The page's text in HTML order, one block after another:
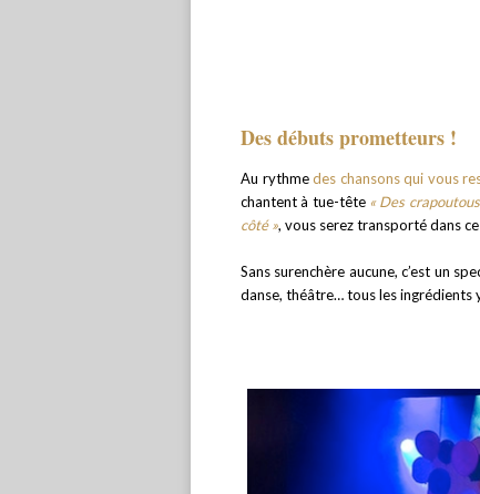
Des débuts prometteurs !
Au rythmedes chansons qui vous
chantent à tue-tête « Des
côté », vous serez transporté dans
Sans surenchère aucune, c’est un
danse, théâtre… tous les ingrédients